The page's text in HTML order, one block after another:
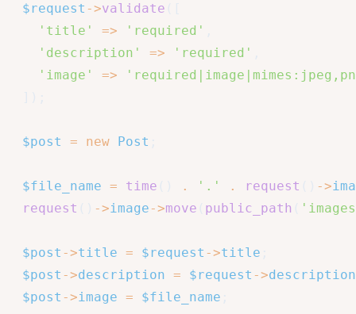
$request ->validate
'title'
=> 'required'
'description'
=> 'required'
'image'
=>
$post = new Post
$file_name = time . '.' . request ->
request
->image->move public_path
$post ->title = $request ->title
$post ->description = $request ->description
$post ->image = $file_name